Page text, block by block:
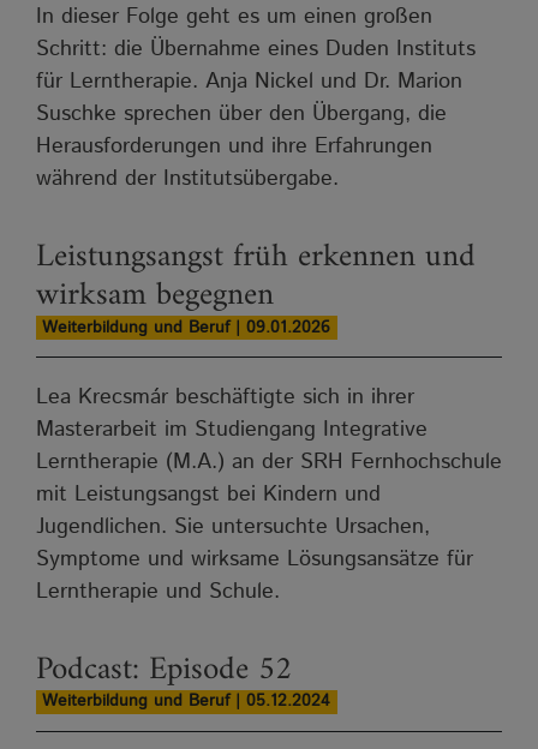
In dieser Folge geht es um einen großen
Schritt: die Übernahme eines Duden Instituts
für Lerntherapie. Anja Nickel und Dr. Marion
Suschke sprechen über den Übergang, die
Herausforderungen und ihre Erfahrungen
während der Institutsübergabe.
Leistungsangst früh erkennen und
wirksam begegnen
Weiterbildung und Beruf | 09.01.2026
Lea Krecsmár beschäftigte sich in ihrer
Masterarbeit im Studiengang Integrative
Lerntherapie (M.A.) an der SRH Fernhochschule
mit Leistungsangst bei Kindern und
Jugendlichen. Sie untersuchte Ursachen,
Symptome und wirksame Lösungsansätze für
Lerntherapie und Schule.
Podcast: Episode 52
Weiterbildung und Beruf | 05.12.2024